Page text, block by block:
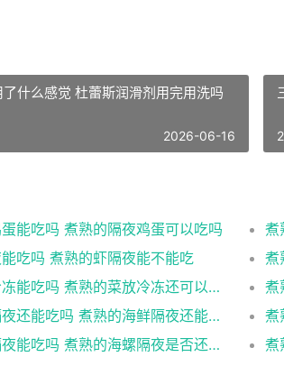
什么感觉 杜蕾斯润滑剂用完用洗吗
2026-06-16
能吃吗 煮熟的隔夜鸡蛋可以吃吗
吃吗 煮熟的虾隔夜能不能吃
煮
煮熟的菜放冷冻能吃吗 煮熟的菜放冷冻还可以食用吗
煮
煮熟的海鲜隔夜还能吃吗 煮熟的海鲜隔夜还能不能吃
煮
煮熟的海螺隔夜能吃吗 煮熟的海螺隔夜是否还能吃